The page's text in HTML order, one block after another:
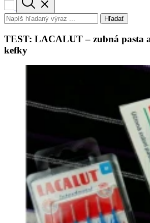
Hľadať
TEST: LACALUT – zubná pasta
kefky